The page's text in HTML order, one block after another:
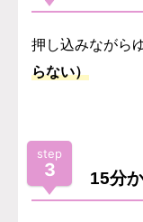
押し込みながら
らない）
step
3 15分